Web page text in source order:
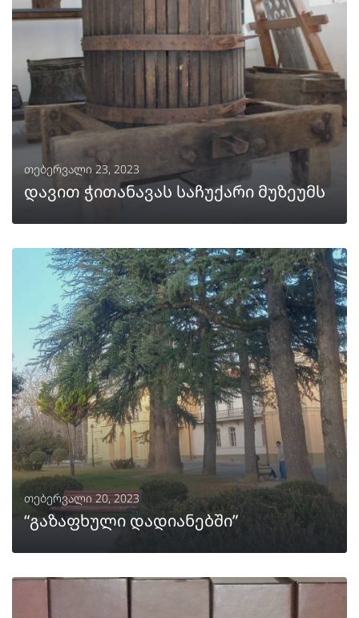
თებერვალი 23, 2023
დავით ჭითანავას საჩუქარი მუზეუმს
ᲒᲐᲒᲠᲫᲔᲚᲔᲑᲐ
თებერვალი 20, 2023
“გაზაფხული დადიანებში”